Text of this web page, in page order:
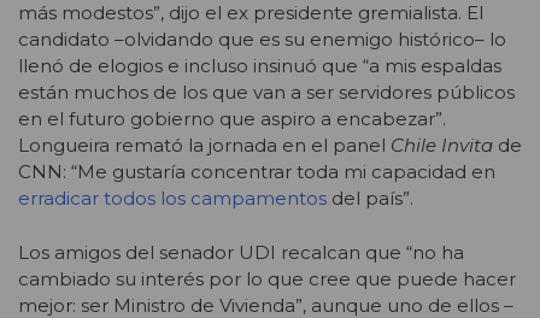
más modestos”, dijo el ex presidente gremialista. El
candidato –olvidando que es su enemigo histórico– lo
llenó de elogios e incluso insinuó que “a mis espaldas
están muchos de los que van a ser servidores públicos
en el futuro gobierno que aspiro a encabezar”.
Longueira remató la jornada en el panel Chile Invita de
CNN: “Me gustaría concentrar toda mi capacidad en
erradicar todos los campamentos del país”.
Los amigos del senador UDI recalcan que “no ha
cambiado su interés por lo que cree que puede hacer
mejor: ser Ministro de Vivienda”, aunque uno de ellos –